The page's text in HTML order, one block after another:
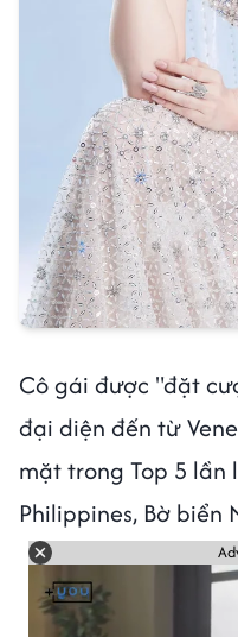
Cô gái được "đặt
đại diện đến từ
mặt trong Top 5
Philippines, Bờ biển